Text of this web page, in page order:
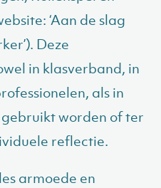
‘Aan de slag
Deze
in klasverband, in
als in
worden of ter
reflectie.
armoede en